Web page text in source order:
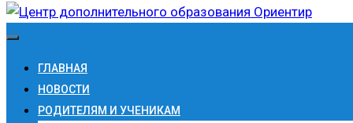
ГЛАВНАЯ
НОВОСТИ
РОДИТЕЛЯМ И УЧЕНИКАМ